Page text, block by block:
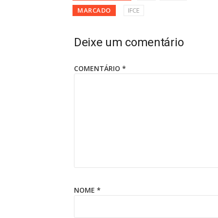
MARCADO
IFCE
Deixe um comentário
COMENTÁRIO *
NOME *